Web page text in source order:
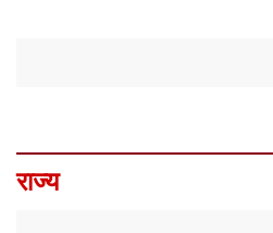
राज्य